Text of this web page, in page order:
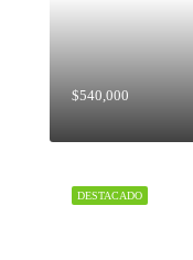
$540,000
DESTACADO